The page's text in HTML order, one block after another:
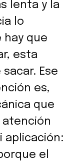
lenta y la
lo
hay que
esta
Ese
es,
que
atención
aplicación:
el